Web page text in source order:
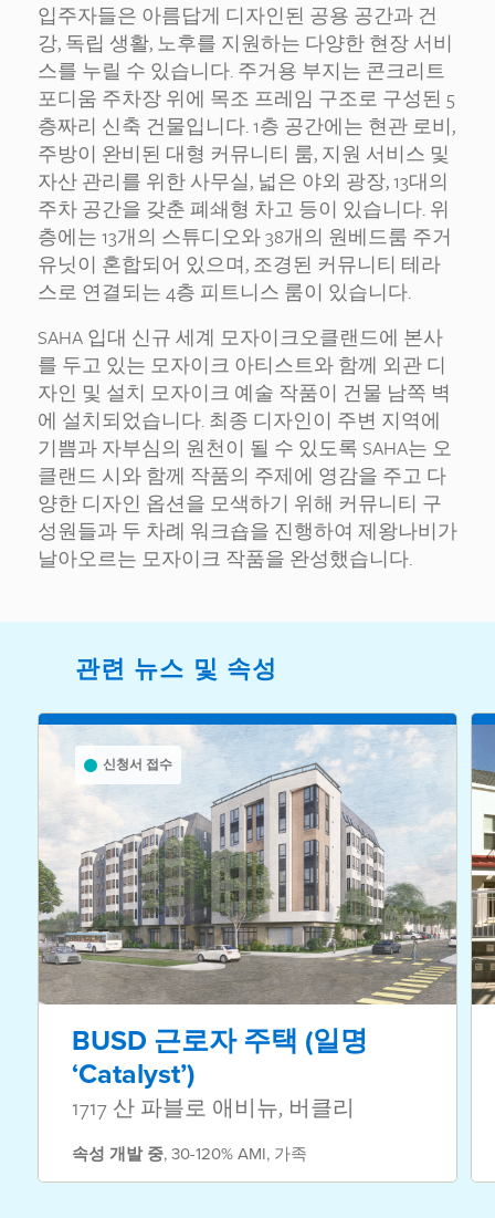
입주자들은 아름답게 디자인된 공용 공간과 건
강, 독립 생활, 노후를 지원하는 다양한 현장 서비
스를 누릴 수 있습니다. 주거용 부지는 콘크리트
포디움 주차장 위에 목조 프레임 구조로 구성된 5
층짜리 신축 건물입니다. 1층 공간에는 현관 로비,
주방이 완비된 대형 커뮤니티 룸, 지원 서비스 및
자산 관리를 위한 사무실, 넓은 야외 광장, 13대의
주차 공간을 갖춘 폐쇄형 차고 등이 있습니다. 위
층에는 13개의 스튜디오와 38개의 원베드룸 주거
유닛이 혼합되어 있으며, 조경된 커뮤니티 테라
스로 연결되는 4층 피트니스 룸이 있습니다.
SAHA 입대 신규 세계 모자이크오클랜드에 본사
를 두고 있는 모자이크 아티스트와 함께 외관 디
자인 및 설치 모자이크 예술 작품이 건물 남쪽 벽
에 설치되었습니다. 최종 디자인이 주변 지역에
기쁨과 자부심의 원천이 될 수 있도록 SAHA는 오
클랜드 시와 함께 작품의 주제에 영감을 주고 다
양한 디자인 옵션을 모색하기 위해 커뮤니티 구
성원들과 두 차례 워크숍을 진행하여 제왕나비가
날아오르는 모자이크 작품을 완성했습니다.
관련 뉴스 및 속성
신청서 접수
BUSD 근로자 주택 (일명
‘Catalyst’)
1717 산 파블로 애비뉴, 버클리
속성 개발 중,30-120% AMI, 가족